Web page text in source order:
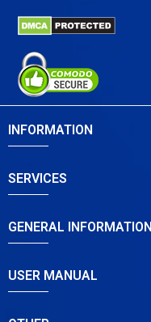
INFORMATION
SERVICES
GENERAL INFORMATION
USER MANUAL